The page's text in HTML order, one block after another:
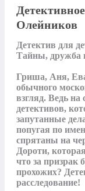
Олейников
Детектив для
Тайны, дружба
Гриша, Аня,
обычного
взгляд. Ведь
детективов,
запутанные
попугая по
спрятаны на
Дороти,
что за призрак
прохожих?
расследование!